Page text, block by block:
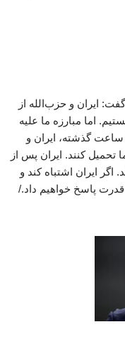
ایران و حزب‌الله از
اما مبارزه ما علیه
آنها هنوز تمام نشده است. در طول ۲۴ ساعت گذشته، ایران و
تحمیل کنند. ایران پس از
ایران اشتباه کند و
قدرت پاسخ خواهیم داد./